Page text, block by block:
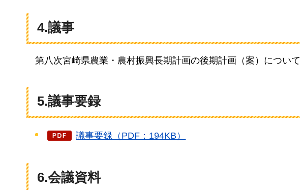
4.議事
第八次宮崎県農業・農村振興長期計画の後期計画（案）について
5.議事要録
議事要録（PDF：194KB）
6.会議資料